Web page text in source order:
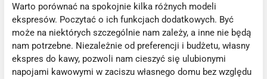
Warto porównać na spokojnie kilka różnych modeli
ekspresów. Poczytać o ich funkcjach dodatkowych. Być
może na niektórych szczególnie nam zależy, a inne nie będą
nam potrzebne. Niezależnie od preferencji i budżetu, własny
ekspres do kawy, pozwoli nam cieszyć się ulubionymi
napojami kawowymi w zaciszu własnego domu bez względu